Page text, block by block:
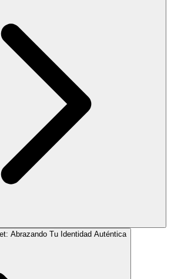
Abrazando Tu Identidad Auténtica